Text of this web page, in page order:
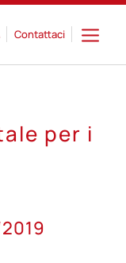
Contattaci
per i